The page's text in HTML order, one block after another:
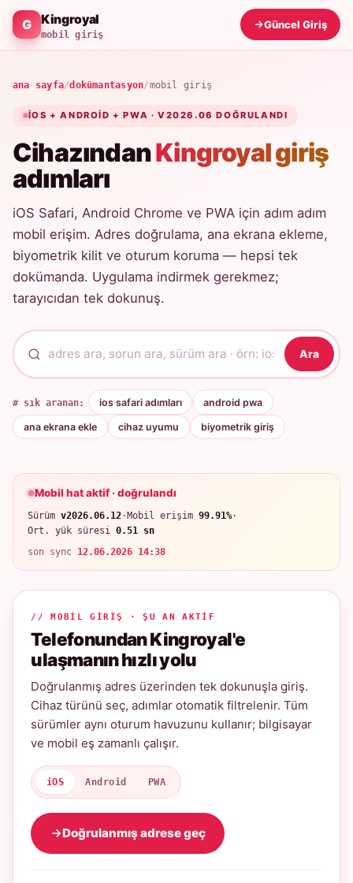
Kingroyal
mobil giriş
Güncel Giriş
ana sayfa/dokümantasyon/mobil giriş
IOS + ANDROID + PWA · V2026.06 DOĞRULANDI
CihazındanKingroyal giriş
adımları
iOS Safari, Android Chrome ve PWA için adım adım
mobil erişim. Adres doğrulama, ana ekrana ekleme,
biyometrik kilit ve oturum koruma — hepsi tek
dokümanda. Uygulama indirmek gerekmez;
tarayıcıdan tek dokunuş.
Ara
# sık aranan: ios safari adımları android pwa
ana ekrana ekle cihaz uyumu biyometrik giriş
Mobil hat aktif · doğrulandı
Sürüm v2026.06.12·Mobil erişim 99.91%·
Ort. yük süresi 0.51 sn
son sync 12.06.2026 14:38
// MOBIL GIRIŞ · ŞU AN AKTIF
Telefonundan Kingroyal'e
ulaşmanın hızlı yolu
Doğrulanmış adres üzerinden tek dokunuşla giriş.
Cihaz türünü seç, adımlar otomatik filtrelenir. Tüm
sürümler aynı oturum havuzunu kullanır; bilgisayar
ve mobil eş zamanlı çalışır.
iOS Android PWA
Doğrulanmış adrese geç